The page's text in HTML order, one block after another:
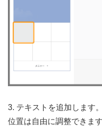
3. テキストを追加します
位置は自由に調整できます